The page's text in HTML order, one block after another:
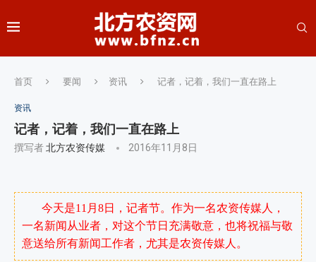
首页 要闻 资讯 记者，记着，我们一直在路上
资讯
记者，记着，我们一直在路上
撰写者北方农资传媒 2016年11月8日
今天是11月8日，记者节。作为一名农资传媒人，
一名新闻从业者，对这个节日充满敬意，也将祝福与敬
意送给所有新闻工作者，尤其是农资传媒人。